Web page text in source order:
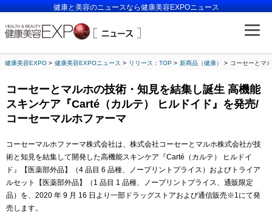
健康と美容のニュースなら健康美容EXPOニュース
健康美容EXPO 健康美容EXPOニュース リリース：TOP 新商品（健康） コーセーとマ
コーセーとマルホの技術・知見を結集し誕生 高機能
スキンケア『Carté（カルテ） ヒルドイド』を発売/
コーセーマルホファーマ
コーセーマルホファーマ株式会社は、株式会社コーセーとマルホ株式会社が技
術と知見を結集して開発した高機能スキンケア『Carté（カルテ） ヒルドイ
ド』【医薬部外品】（4 品目 6 品種、ノープリントプライス）およびトライア
ルセット【医薬部外品】（1 品目 1 品種、ノープリントプライス、通販限定
品）を、2020 年 9 月 16 日より一部ドラッグストアおよび通信販売※1にて発
売します。